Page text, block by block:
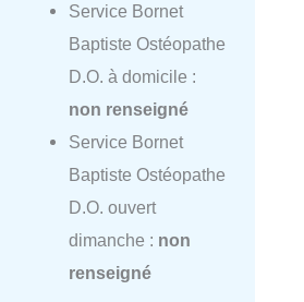
Service Bornet
Baptiste Ostéopathe
D.O. à domicile :
non renseigné
Service Bornet
Baptiste Ostéopathe
D.O. ouvert
dimanche : non
renseigné